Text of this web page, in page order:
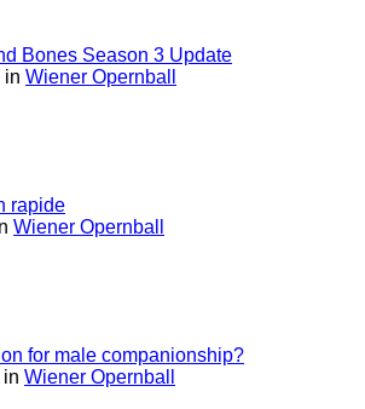
Bones Season 3 Update
in Wiener Opernball
rapide
Wiener Opernball
for male companionship?
in Wiener Opernball